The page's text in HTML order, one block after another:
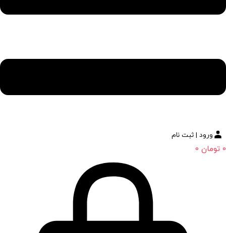
ورود | ثبت نام
0 تومان 0